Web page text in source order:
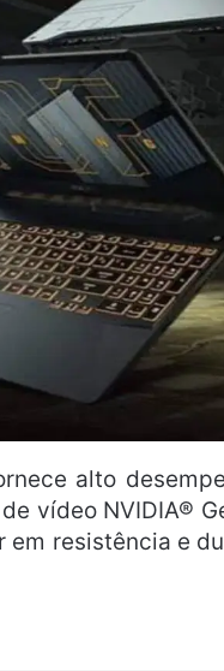
alto
vídeo NVIDIA®
resistência e